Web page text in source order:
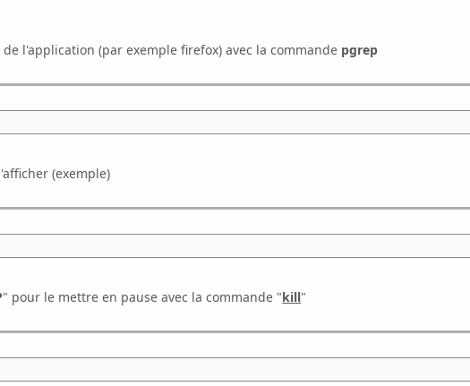
de l'application (par exemple firefox) avec la commande pgrep
(exemple)
" pour le mettre en pause avec la commande "kill"